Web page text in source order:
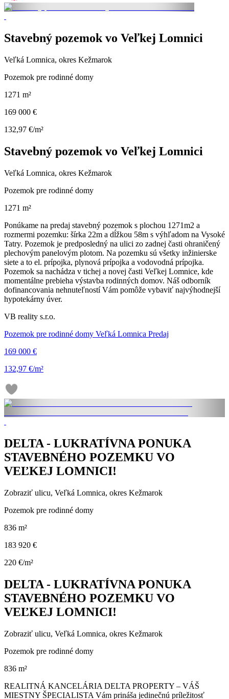
Stavebný pozemok vo Veľkej Lomnici
Veľká Lomnica, okres Kežmarok
Pozemok pre rodinné domy
1271 m²
169 000 €
132,97 €/m²
Stavebný pozemok vo Veľkej Lomnici
Veľká Lomnica, okres Kežmarok
Pozemok pre rodinné domy
1271 m²
Ponúkame na predaj stavebný pozemok s plochou 1271m2 a
rozmermi pozemku: šírka 22m a dĺžkou 58m s výhľadom na Vysoké
Tatry. Pozemok je predposledný na ulici zo zadnej časti ohraničený
plechovým panelovým plotom. Na pozemku sú všetky inžinierske
siete a to el. prípojka, plynová prípojka a vodovodná prípojka.
Pozemok sa nachádza v tichej a novej časti Veľkej Lomnice, kde
momentálne prebieha výstavba rodinných domov. Náš odborník
dofinancovania nehnuteľností Vám pomôže vybaviť najvýhodnejší
hypotekárny úver.
VB reality s.r.o.
Pozemok pre rodinné domy Veľká Lomnica Predaj
169 000 €
132,97 €/m²
DELTA - LUKRATÍVNA PONUKA
STAVEBNÉHO POZEMKU VO
VEĽKEJ LOMNICI!
Zobraziť ulicu, Veľká Lomnica, okres Kežmarok
Pozemok pre rodinné domy
836 m²
183 920 €
220 €/m²
DELTA - LUKRATÍVNA PONUKA
STAVEBNÉHO POZEMKU VO
VEĽKEJ LOMNICI!
Zobraziť ulicu, Veľká Lomnica, okres Kežmarok
Pozemok pre rodinné domy
836 m²
REALITNÁ KANCELÁRIA DELTA PROPERTY – VÁŠ
MIESTNY ŠPECIALISTA Vám prináša jedinečnú príležitosť